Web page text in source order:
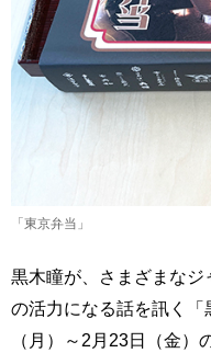
「東京弁当」
黒木瞳が、さまざまなジ
の活力になる話を訊く「
（月）～2月23日（金